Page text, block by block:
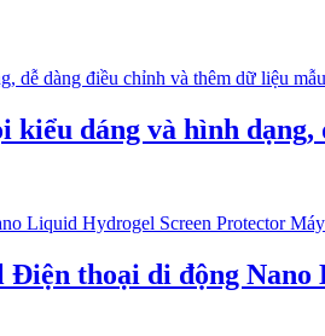
dáng và hình
thoại di động